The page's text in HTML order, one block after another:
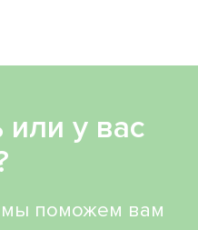
или у вас
мы поможем вам